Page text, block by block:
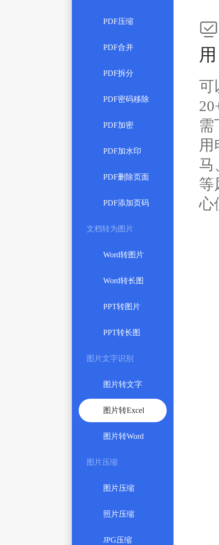
PDF压缩
PDF合并
PDF拆分
PDF密码移除
PDF加密
PDF加水印
PDF删除页面
PDF添加页码
文档转为图片
Word转图片
Word转长图
PPT转图片
PPT转长图
图片文字识别
图片转文字
图片转Excel
图片转Word
图片压缩
图片压缩
照片压缩
JPG压缩

用
可
需
用
马
等
心